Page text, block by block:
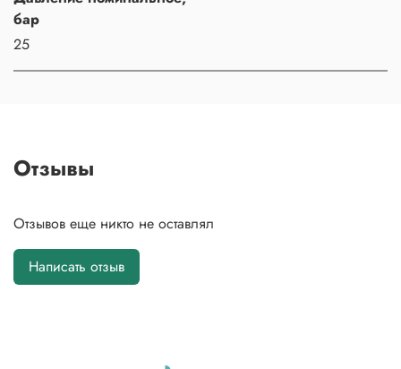
бар
25
Отзывы
Отзывов еще никто не оставлял
Написать отзыв